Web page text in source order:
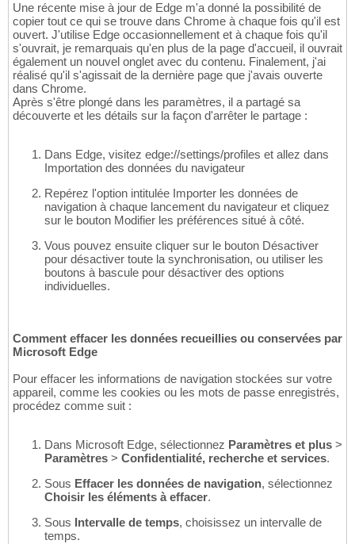
Une récente mise à jour de Edge m'a donné la possibilité de
copier tout ce qui se trouve dans Chrome à chaque fois qu'il est
ouvert. J'utilise Edge occasionnellement et à chaque fois qu'il
s'ouvrait, je remarquais qu'en plus de la page d'accueil, il ouvrait
également un nouvel onglet avec du contenu. Finalement, j'ai
réalisé qu'il s'agissait de la dernière page que j'avais ouverte
dans Chrome.
Après s'être plongé dans les paramètres, il a partagé sa
découverte et les détails sur la façon d'arrêter le partage :
Dans Edge, visitez edge://settings/profiles et allez dans
Importation des données du navigateur
Repérez l'option intitulée Importer les données de
navigation à chaque lancement du navigateur et cliquez
sur le bouton Modifier les préférences situé à côté.
Vous pouvez ensuite cliquer sur le bouton Désactiver
pour désactiver toute la synchronisation, ou utiliser les
boutons à bascule pour désactiver des options
individuelles.
Comment effacer les données recueillies ou conservées par
Microsoft Edge
Pour effacer les informations de navigation stockées sur votre
appareil, comme les cookies ou les mots de passe enregistrés,
procédez comme suit :
Dans Microsoft Edge, sélectionnez Paramètres et plus >
Paramètres > Confidentialité, recherche et services.
Sous Effacer les données de navigation, sélectionnez
Choisir les éléments à effacer.
Sous Intervalle de temps, choisissez un intervalle de
temps.